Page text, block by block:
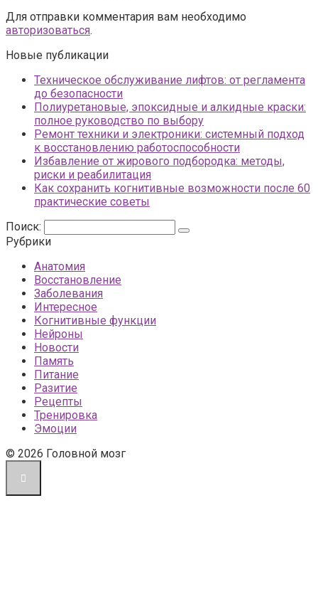
Для отправки комментария вам необходимо
авторизоваться.
Новые публикации
Техническое обслуживание лифтов: от регламента
до безопасности
Полиуретановые, эпоксидные и алкидные краски:
полное руководство по выбору
Ремонт техники и электроники: системный подход
к восстановлению работоспособности
Избавление от жирового подбородка: методы,
риски и реабилитация
Как сохранить когнитивные возможности после 60
практические советы
Поиск:
Рубрики
Анатомия
Восстановление
Заболевания
Интересное
Когнитивные функции
Нейроны
Новости
Память
Питание
Разитие
Рецепты
Тренировка
Эмоции
© 2026 Головной мозг